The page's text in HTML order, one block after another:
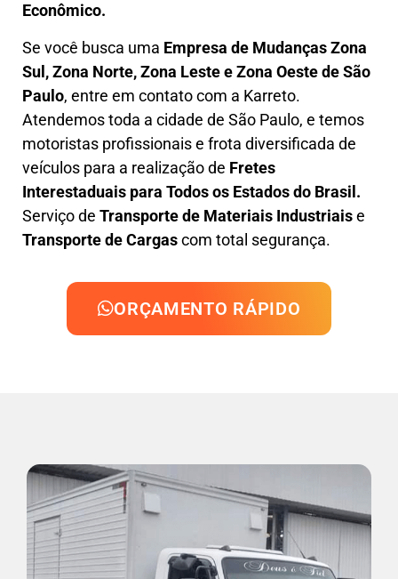
Econômico.
Se você busca uma Empresa de Mudanças Zona
Sul, Zona Norte, Zona Leste e Zona Oeste de São
Paulo, entre em contato com a Karreto.
Atendemos toda a cidade de São Paulo, e temos
motoristas profissionais e frota diversificada de
veículos para a realização de Fretes
Interestaduais para Todos os Estados do Brasil.
Serviço de Transporte de Materiais Industriaise
Transporte de Cargascom total segurança.
ORÇAMENTO RÁPIDO